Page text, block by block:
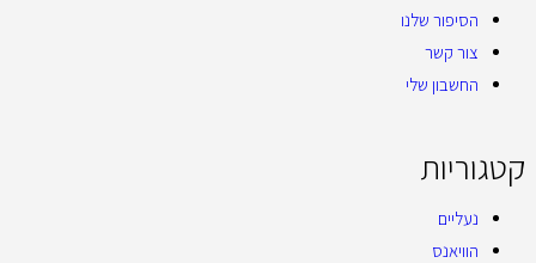
הסיפור שלנו
צור קשר
החשבון שלי
קטגוריות
נעליים
הוויאנס